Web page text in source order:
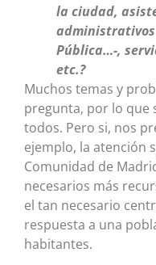
la ciudad,
administrativos
Pública…-,
etc.?
Muchos temas y
pregunta, por lo que
todos. Pero si, nos
ejemplo, la atención
Comunidad de
necesarios más
el tan necesario
respuesta a una
habitantes.